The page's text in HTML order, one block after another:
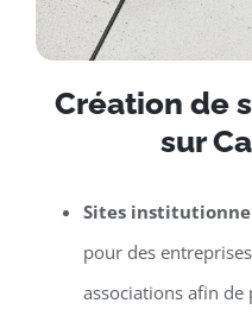
Création de
sur
Sites
pour des
associations afin